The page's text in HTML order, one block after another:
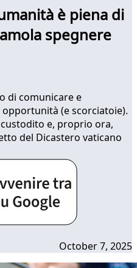
è piena di
spegnere
di comunicare e
(e scorciatoie).
e, proprio ora,
del Dicastero vaticano
October 7, 2025